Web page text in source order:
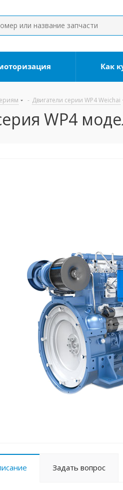
Как
- Двигатели серии WP4 Weichai
WP4
Задать вопрос